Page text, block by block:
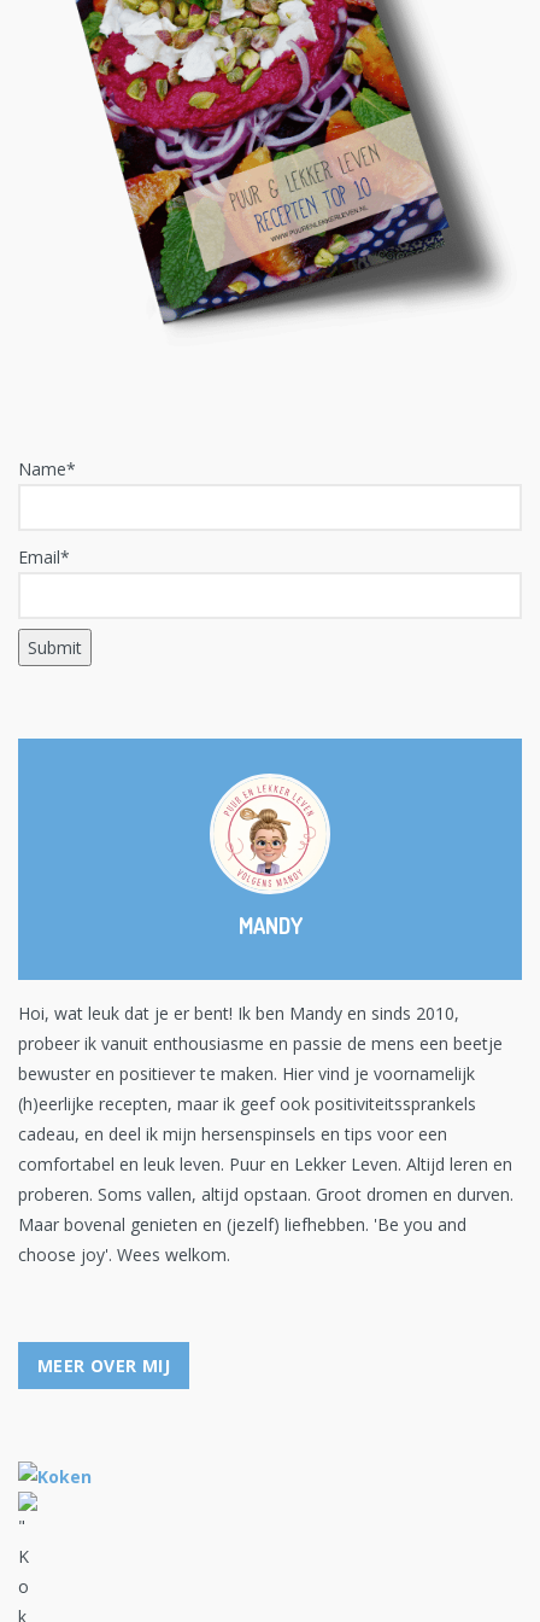
Name*
Email*
MANDY
Hoi, wat leuk dat je er bent! Ik ben Mandy en sinds 2010,
probeer ik vanuit enthousiasme en passie de mens een beetje
bewuster en positiever te maken. Hier vind je voornamelijk
(h)eerlijke recepten, maar ik geef ook positiviteitssprankels
cadeau, en deel ik mijn hersenspinsels en tips voor een
comfortabel en leuk leven. Puur en Lekker Leven. Altijd leren en
proberen. Soms vallen, altijd opstaan. Groot dromen en durven.
Maar bovenal genieten en (jezelf) liefhebben. 'Be you and
choose joy'. Wees welkom.
MEER OVER MIJ